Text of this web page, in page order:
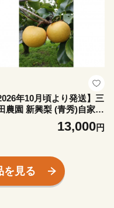
年10月頃より発送】三
農園 新興梨 (青秀)自家用
13,000円
を見る